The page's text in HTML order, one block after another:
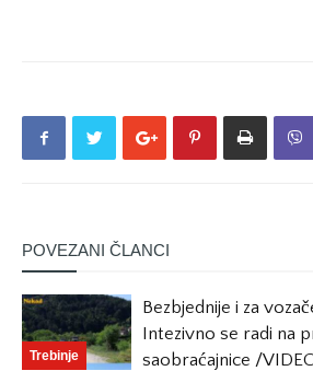
POVEZANI ČLANCI
Trebinje
Bezbjednije i za
Intezivno se radi na
saobraćajnice /